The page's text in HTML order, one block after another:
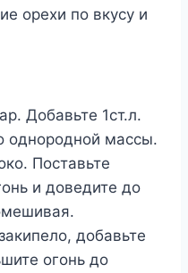
орехи по вкусу и
Добавьте 1ст.л.
однородной массы.
Поставьте
и доведите до
добавьте
огонь до